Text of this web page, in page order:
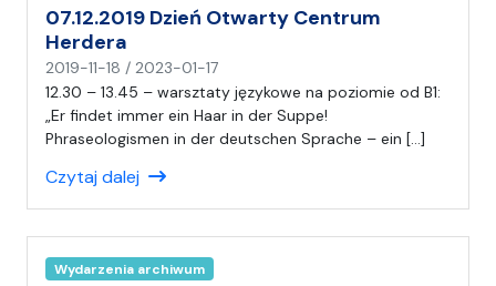
H
07.12.2019 Dzień Otwarty Centrum
Herdera
2019-11-18 / 2023-01-17
a
p
i
ł
12.30 – 13.45 – warsztaty językowe na poziomie od B1:
„Er findet immer ein Haar in der Suppe!
Phraseologismen in der deutschen Sprache – ein […]
Czytaj dalej
Wydarzenia archiwum